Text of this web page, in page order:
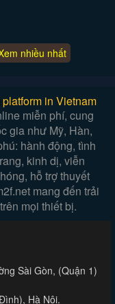
nhiều nhất
in Vietnam
miễn phí, cung
gia như Mỹ, Hàn,
hành động, tình
kinh dị, viễn
hỗ trợ thuyết
mang đến trải
mọi thiết bị.
Sài Gòn, (Quận 1)
Hà Nội.